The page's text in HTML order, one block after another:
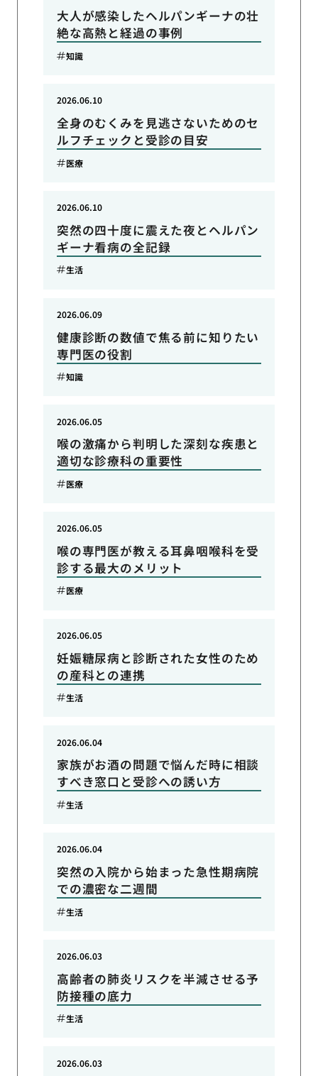
大人が感染したヘルパンギーナの壮
絶な高熱と経過の事例
知識
全身のむくみを見逃さないためのセ
ルフチェックと受診の目安
2026.06.10
医療
突然の四十度に震えた夜とヘルパン
ギーナ看病の全記録
2026.06.10
生活
健康診断の数値で焦る前に知りたい
専門医の役割
2026.06.09
知識
喉の激痛から判明した深刻な疾患と
適切な診療科の重要性
2026.06.05
医療
喉の専門医が教える耳鼻咽喉科を受
診する最大のメリット
2026.06.05
医療
妊娠糖尿病と診断された女性のため
の産科との連携
2026.06.05
生活
家族がお酒の問題で悩んだ時に相談
すべき窓口と受診への誘い方
2026.06.04
生活
突然の入院から始まった急性期病院
での濃密な二週間
2026.06.04
生活
高齢者の肺炎リスクを半減させる予
防接種の底力
2026.06.03
生活
2026.06.03